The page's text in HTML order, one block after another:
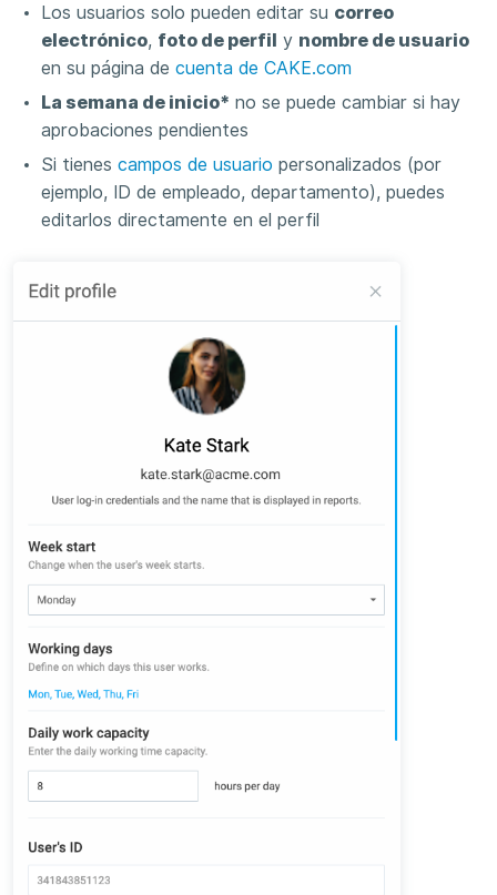
Los usuarios solo pueden editar su correo
electrónico, foto de perfil y nombre de usuario
en su página de cuenta de CAKE.com
La semana de inicio* no se puede cambiar si hay
aprobaciones pendientes
Si tienes campos de usuario personalizados (por
ejemplo, ID de empleado, departamento), puedes
editarlos directamente en el perfil